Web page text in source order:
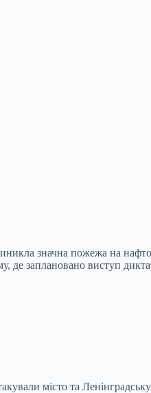
значна пожежа на
де заплановано виступ
місто та